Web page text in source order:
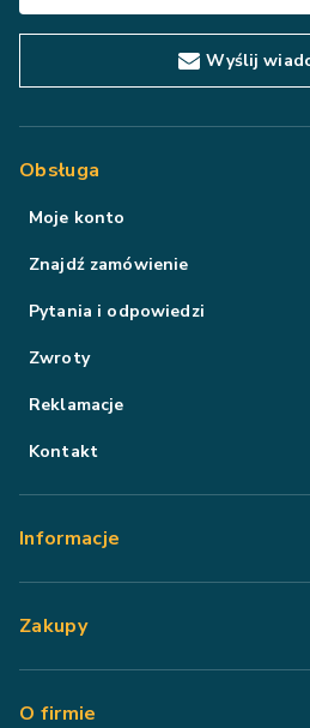
Wyślij
Obsługa
Moje konto
Znajdź zamówienie
Pytania i odpowiedzi
Zwroty
Reklamacje
Kontakt
Informacje
Zakupy
O firmie